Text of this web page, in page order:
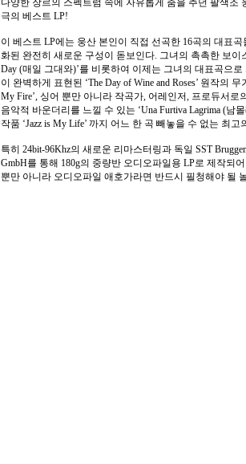
다양한 장르의 스펙트럼 속에 자유롭게 춤을 추던 팔색조
극의 베스트 LP!
이 베스트 LP에는 웅산 본인이 직접 선곡한 16곡의 대표
화된 완전히 새로운 구성이 돋보인다. 그녀의 촉촉한 보이
Day (매일 그대와)’를 비롯하여 이제는 그녀의 대표곡으
이 완벽하게 표현된 ‘The Day of Wine and Roses’ 원작의
My Fire’, 싱어 뿐만 아니라 작곡가, 어레인저, 프로듀서로
음악적 바운더리를 느낄 수 있는 ‘Una Furtiva Lagrima (
작품 ‘Jazz is My Life’ 까지 어느 한 곡 빼놓을 수 없는 최
특히 24bit-96Khz의 새로운 리마스터링과 독일 SST
GmbH를 통해 180g의 중량반 오디오파일용 LP로 제작되
뿐만 아니라 오디오파일 애호가라면 반드시 필청해야 될